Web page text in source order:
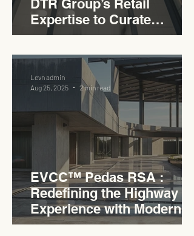
DTR Group’s Retail
Expertise to Curate
Malaysia’s Expressway
Lifestyle Hub
EVCC™ Pedas RSA :
Redefining the Highway
Experience with Modern
Industrial Charm
Levn admin
Aug 25, 2025
2 min read